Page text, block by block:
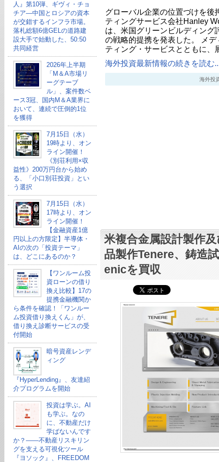
人』第10弾、ギヴィ・チョ
チア―中国とロシアの資本
が交錯するインフラ市場。
落札総額6億GELの道路建
設大手で始動した、50:50
共同経営
2026年上半期
「M＆A市場リ
ーグテーブ
ル」、案件数ベ
ース3冠、国内M＆A業界に
おいて、連続で圧倒的1位
を獲得
7月15日（水）
19時より、オン
ライン開催！
《別荘利用×収
益性》200万円台から始め
る、「小口別荘投資」とい
う選択
7月15日（水）
17時より、オン
ライン開催！
【金融資産1億
円以上の方限定】半導体・
AIの次の「投資テーマ」
は、どこにあるのか？
【ワンルーム投
資ローンの借り
換え比較】17の
提携金融機関か
ら条件を確認！「ワンルー
ム投資借り換えくん」が、
借り換え診断サービスの受
付開始
暗号資産レンデ
ィング
『HyperLending』、友達紹
介プログラムを開始
投資は学ぶ。AI
も学ぶ。なの
に、不動産だけ
学ばないんです
か？——不動産リスキリン
グを支える可視化ツール
『ヨソック』、FREEDOM
グローバル企業の位置づけを後
ティングサービス会社Hanley
は、米国グリーンビルディング
の戦略的提携を発表した。 メ
ティング・サービスとともに
海外投資最新情報の続きを読む
海外投
米複合金属設計製作
品製作Tenere、鋳造
enicを買収